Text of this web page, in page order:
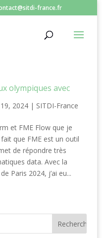
france.fr
olympiques avec
19, 2024| SITDI-France
et FME Flow que je
que FME est un outil
de répondre très
data. Avec la
Paris 2024, j’ai eu...